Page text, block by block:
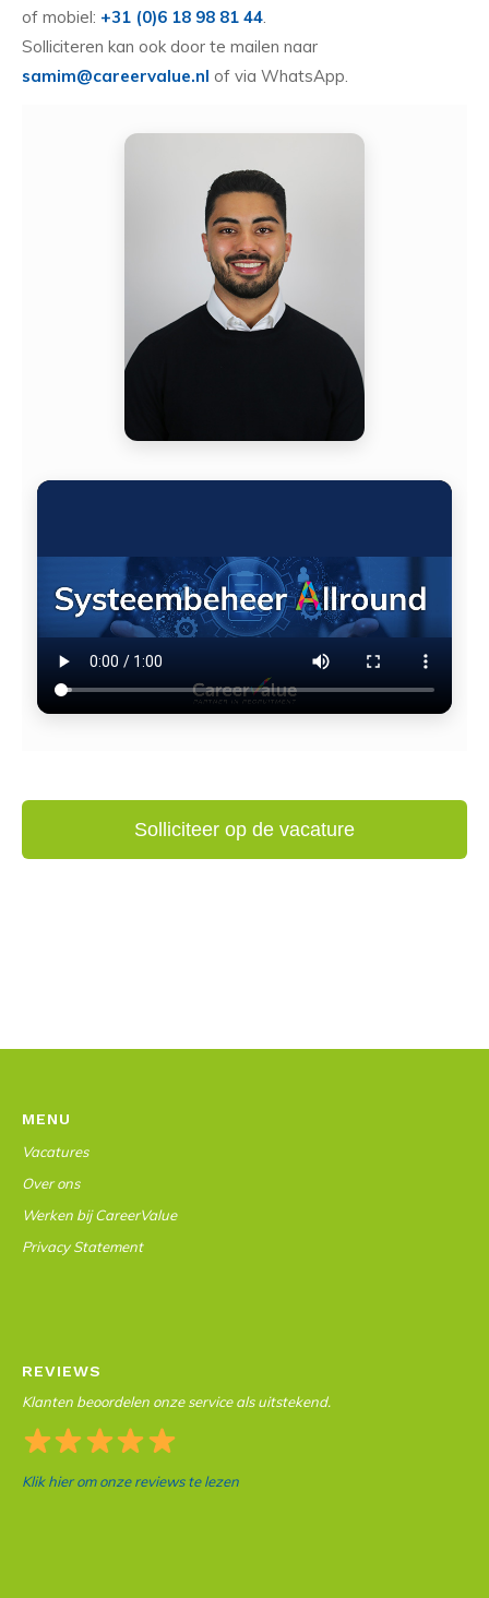
of mobiel: +31 (0)6 18 98 81 44.
Solliciteren kan ook door te mailen naar
samim@careervalue.nl of via WhatsApp.
MENU
Vacatures
Over ons
Werken bij CareerValue
Privacy Statement
REVIEWS
Klanten beoordelen onze service als uitstekend.
Klik hier om onze reviews te lezen